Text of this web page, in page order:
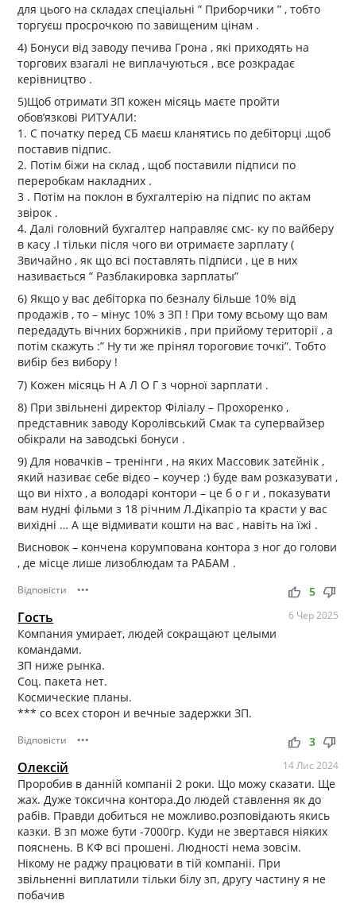
для цього на складах спеціальні ” Приборчики ” , тобто
торгуєш просрочкою по завищеним цінам .
4) Бонуси від заводу печива Грона , які приходять на
торгових взагалі не виплачуються , все розкрадає
керівництво .
5)Щоб отримати ЗП кожен місяць маєте пройти
обов’язкові РИТУАЛИ:
1. С початку перед СБ маєш кланятись по дебіторці ,щоб
поставив підпис.
2. Потім біжи на склад , щоб поставили підписи по
переробкам накладних .
3 . Потім на поклон в бухгалтерію на підпис по актам
звірок .
4. Далі головний бухгалтер направляє смс- ку по вайберу
в касу .І тільки після чого ви отримаєте зарплату (
Звичайно , як що всі поставлять підписи , це в них
називається ” Разблакировка зарплаты”
6) Якщо у вас дебіторка по безналу більше 10% від
продажів , то – мінус 10% з ЗП ! При тому всьому що вам
передадуть вічних боржників , при прийому території , а
потім скажуть :” Ну ти же прінял тороговиє точкі”. Тобто
вибір без вибору !
7) Кожен місяць Н А Л О Г з чорної зарплати .
8) При звільнені директор Філіалу – Прохоренко ,
представник заводу Королівський Смак та супервайзер
обікрали на заводські бонуси .
9) Для новачків – тренінги , на яких Массовик затєйнік ,
який називає себе відєо – коучер :) буде вам розказувати ,
що ви ніхто , а володарі контори – це б о г и , показувати
вам нудні фільми з 18 річним Л.Дікапріо та красти у вас
вихідні … А ще відмивати кошти на вас , навіть на їжі .
Висновок – кончена корумпована контора з ног до голови
, де місце лише лизоблюдам та РАБАМ .
Відповісти ••• thumb_up thumb_down
5
Гость 6 Чер 2025
Компания умирает, людей сокращают целыми
командами.
ЗП ниже рынка.
Соц. пакета нет.
Космические планы.
*** со всех сторон и вечные задержки ЗП.
Відповісти ••• thumb_up thumb_down
3
Олексій 14 Лис 2024
Проробив в данній компаніі 2 роки. Що можу сказати. Ще
жах. Дуже токсична контора.До людей ставлення як до
рабів. Правди добиться не можливо.розповідають якись
казки. В зп може бути -7000гр. Куди не звертався ніяких
пояснень. В КФ всі прошені. Людності нема зовсім.
Нікому не раджу працювати в тій компаніі. При
звільненні виплатили тільки білу зп, другу частину я не
побачив